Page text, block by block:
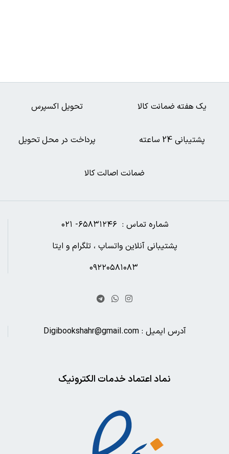
ضمانت اصالت کالا
پرداخت در محل تحویل پشتیبانی 24 ساعته
تحویل اکسپرس یک هفته ضمانت کالا
شماره تماس : ۶۵۸۳۱۲۴۶- ۰۲۱
پشتیبانی آنلاین واتساپ ، تلگرام و ایتا
آدرس ایمیل : Digibookshahr@gmail.com
نماد اعتماد خدمات الکترونیک